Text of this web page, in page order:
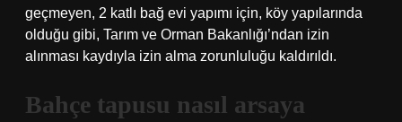
geçmeyen, 2 katlı bağ evi yapımı için, köy yapılarında
olduğu gibi, Tarım ve Orman Bakanlığı’ndan izin
alınması kaydıyla izin alma zorunluluğu kaldırıldı.
Bahçe tapusu nasıl arsaya